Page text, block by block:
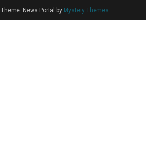
Theme: News Portal by Mystery Themes.